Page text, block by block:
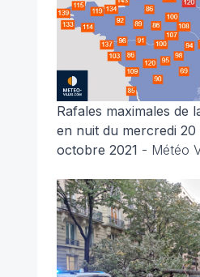
Rafales maximales de
en nuit du mercredi 20
octobre 2021 - Météo